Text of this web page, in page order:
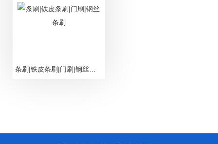
条刷|铁皮条刷|门刷|钢丝条刷